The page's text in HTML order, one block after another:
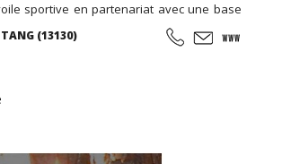
sportive en partenariat avec une base
et sorties sur mesure pour les
ados, congrès.
(13130)